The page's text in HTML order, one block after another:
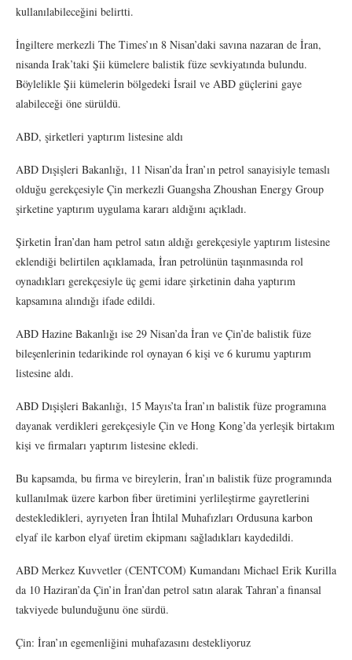
kullanılabileceğini belirtti.
İngiltere merkezli The Times’ın 8 Nisan’daki savına nazaran de İran,
nisanda Irak’taki Şii kümelere balistik füze sevkiyatında bulundu.
Böylelikle Şii kümelerin bölgedeki İsrail ve ABD güçlerini gaye
alabileceği öne sürüldü.
ABD, şirketleri yaptırım listesine aldı
ABD Dışişleri Bakanlığı, 11 Nisan’da İran’ın petrol sanayisiyle temaslı
olduğu gerekçesiyle Çin merkezli Guangsha Zhoushan Energy Group
şirketine yaptırım uygulama kararı aldığını açıkladı.
Şirketin İran’dan ham petrol satın aldığı gerekçesiyle yaptırım listesine
eklendiği belirtilen açıklamada, İran petrolünün taşınmasında rol
oynadıkları gerekçesiyle üç gemi idare şirketinin daha yaptırım
kapsamına alındığı ifade edildi.
ABD Hazine Bakanlığı ise 29 Nisan’da İran ve Çin’de balistik füze
bileşenlerinin tedarikinde rol oynayan 6 kişi ve 6 kurumu yaptırım
listesine aldı.
ABD Dışişleri Bakanlığı, 15 Mayıs’ta İran’ın balistik füze programına
dayanak verdikleri gerekçesiyle Çin ve Hong Kong’da yerleşik birtakım
kişi ve firmaları yaptırım listesine ekledi.
Bu kapsamda, bu firma ve bireylerin, İran’ın balistik füze programında
kullanılmak üzere karbon fiber üretimini yerlileştirme gayretlerini
destekledikleri, ayrıyeten İran İhtilal Muhafızları Ordusuna karbon
elyaf ile karbon elyaf üretim ekipmanı sağladıkları kaydedildi.
ABD Merkez Kuvvetler (CENTCOM) Kumandanı Michael Erik Kurilla
da 10 Haziran’da Çin’in İran’dan petrol satın alarak Tahran’a finansal
takviyede bulunduğunu öne sürdü.
Çin: İran’ın egemenliğini muhafazasını destekliyoruz